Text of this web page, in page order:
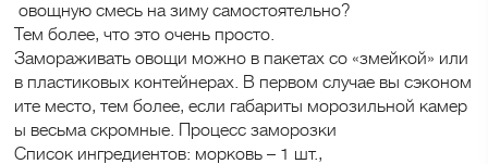
овощную смесь на зиму самостоятельно?
Тем более, что это очень просто.
Замораживать овощи можно в пакетах со «змейкой» или
в пластиковых контейнерах. В первом случае вы сэконом
ите место, тем более, если габариты морозильной камер
ы весьма скромные. Процесс заморозки
Список ингредиентов: морковь – 1 шт.,